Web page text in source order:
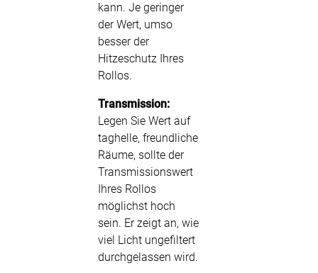
kann. Je geringer
der Wert, umso
besser der
Hitzeschutz Ihres
Rollos.
Transmission:
Legen Sie Wert auf
taghelle, freundliche
Räume, sollte der
Transmissionswert
Ihres Rollos
möglichst hoch
sein. Er zeigt an, wie
viel Licht ungefiltert
durchgelassen wird.